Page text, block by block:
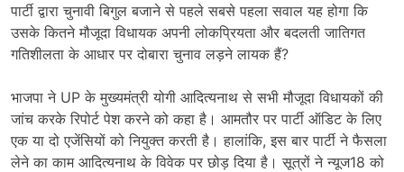
पार्टी द्वारा चुनावी बिगुल बजाने से पहले सबसे पहला सवाल यह होगा कि
उसके कितने मौजूदा विधायक अपनी लोकप्रियता और बदलती जातिगत
गतिशीलता के आधार पर दोबारा चुनाव लड़ने लायक हैं?
भाजपा ने UP के मुख्यमंत्री योगी आदित्यनाथ से सभी मौजूदा विधायकों की
जांच करके रिपोर्ट पेश करने को कहा है। आमतौर पर पार्टी ऑडिट के लिए
एक या दो एजेंसियों को नियुक्त करती है। हालांकि, इस बार पार्टी ने फैसला
लेने का काम आदित्यनाथ के विवेक पर छोड़ दिया है। सूत्रों ने न्यूज18 को